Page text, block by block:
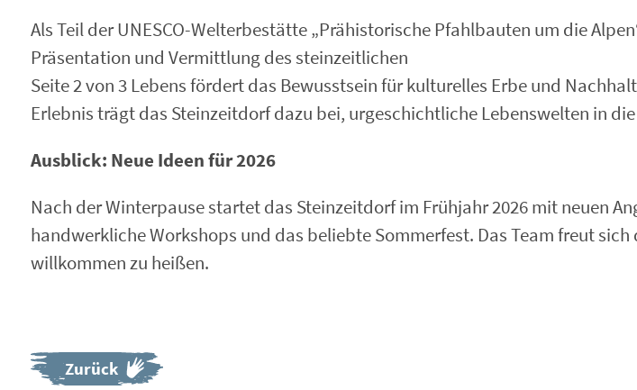
Als Teil der UNESCO-Welterbestätte „Prähistorische Pfahlbauten um die
Präsentation und Vermittlung des steinzeitlichen
Seite 2 von 3 Lebens fördert das Bewusstsein für kulturelles Erbe und
Erlebnis trägt das Steinzeitdorf dazu bei, urgeschichtliche Lebenswelten in
Ausblick: Neue Ideen für 2026
Nach der Winterpause startet das Steinzeitdorf im Frühjahr 2026 mit neuen
handwerkliche Workshops und das beliebte Sommerfest. Das Team freut
willkommen zu heißen.
Zurück